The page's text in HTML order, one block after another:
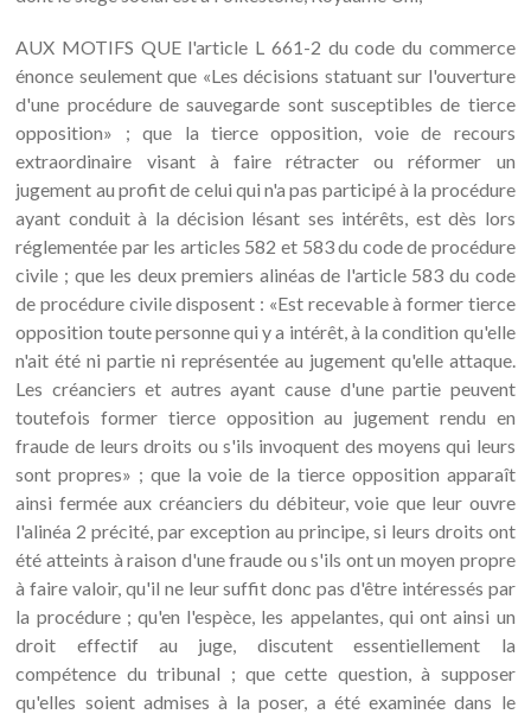
AUX MOTIFS QUE l'article L 661-2 du code du commerce
énonce seulement que «Les décisions statuant sur l'ouverture
d'une procédure de sauvegarde sont susceptibles de tierce
opposition» ; que la tierce opposition, voie de recours
extraordinaire visant à faire rétracter ou réformer un
jugement au profit de celui qui n'a pas participé à la procédure
ayant conduit à la décision lésant ses intérêts, est dès lors
réglementée par les articles 582 et 583 du code de procédure
civile ; que les deux premiers alinéas de l'article 583 du code
de procédure civile disposent : «Est recevable à former tierce
opposition toute personne qui y a intérêt, à la condition qu'elle
n'ait été ni partie ni représentée au jugement qu'elle attaque.
Les créanciers et autres ayant cause d'une partie peuvent
toutefois former tierce opposition au jugement rendu en
fraude de leurs droits ou s'ils invoquent des moyens qui leurs
sont propres» ; que la voie de la tierce opposition apparaît
ainsi fermée aux créanciers du débiteur, voie que leur ouvre
l'alinéa 2 précité, par exception au principe, si leurs droits ont
été atteints à raison d'une fraude ou s'ils ont un moyen propre
à faire valoir, qu'il ne leur suffit donc pas d'être intéressés par
la procédure ; qu'en l'espèce, les appelantes, qui ont ainsi un
droit effectif au juge, discutent essentiellement la
compétence du tribunal ; que cette question, à supposer
qu'elles soient admises à la poser, a été examinée dans le